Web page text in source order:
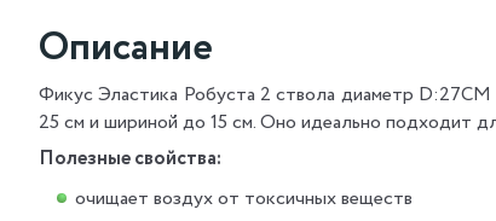
Описание
Фикус Эластика Робуста 2 ствола диаметр
25 см и шириной до 15 см. Оно идеально подходит
Полезные свойства:
очищает воздух от токсичных веществ